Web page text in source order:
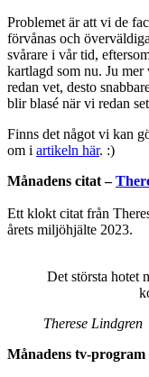
Problemet är att vi de
förvånas och
svårare i vår tid,
kartlagd som nu. Ju
redan vet, desto
blir blasé när vi redan
Finns det något vi kan
om i artikeln här. :)
Månadens citat –
Ett klokt citat från
årets miljöhjälte 2023.
Det största hotet
Therese Lindgren
Månadens tv-program